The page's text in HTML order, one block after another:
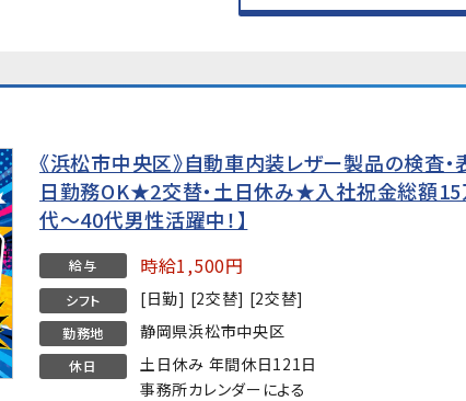
《浜松市中央区》自動車内装レザー製品の検
日勤務OK★2交替・土日休み★入社祝金総額
代〜40代男性活躍中！】
給与 時給1,500円
シフト [日勤] [2交替] [2交替]
勤務地 静岡県浜松市中央区
休日
土日休み 年間休日121日
事務所カレンダーによる